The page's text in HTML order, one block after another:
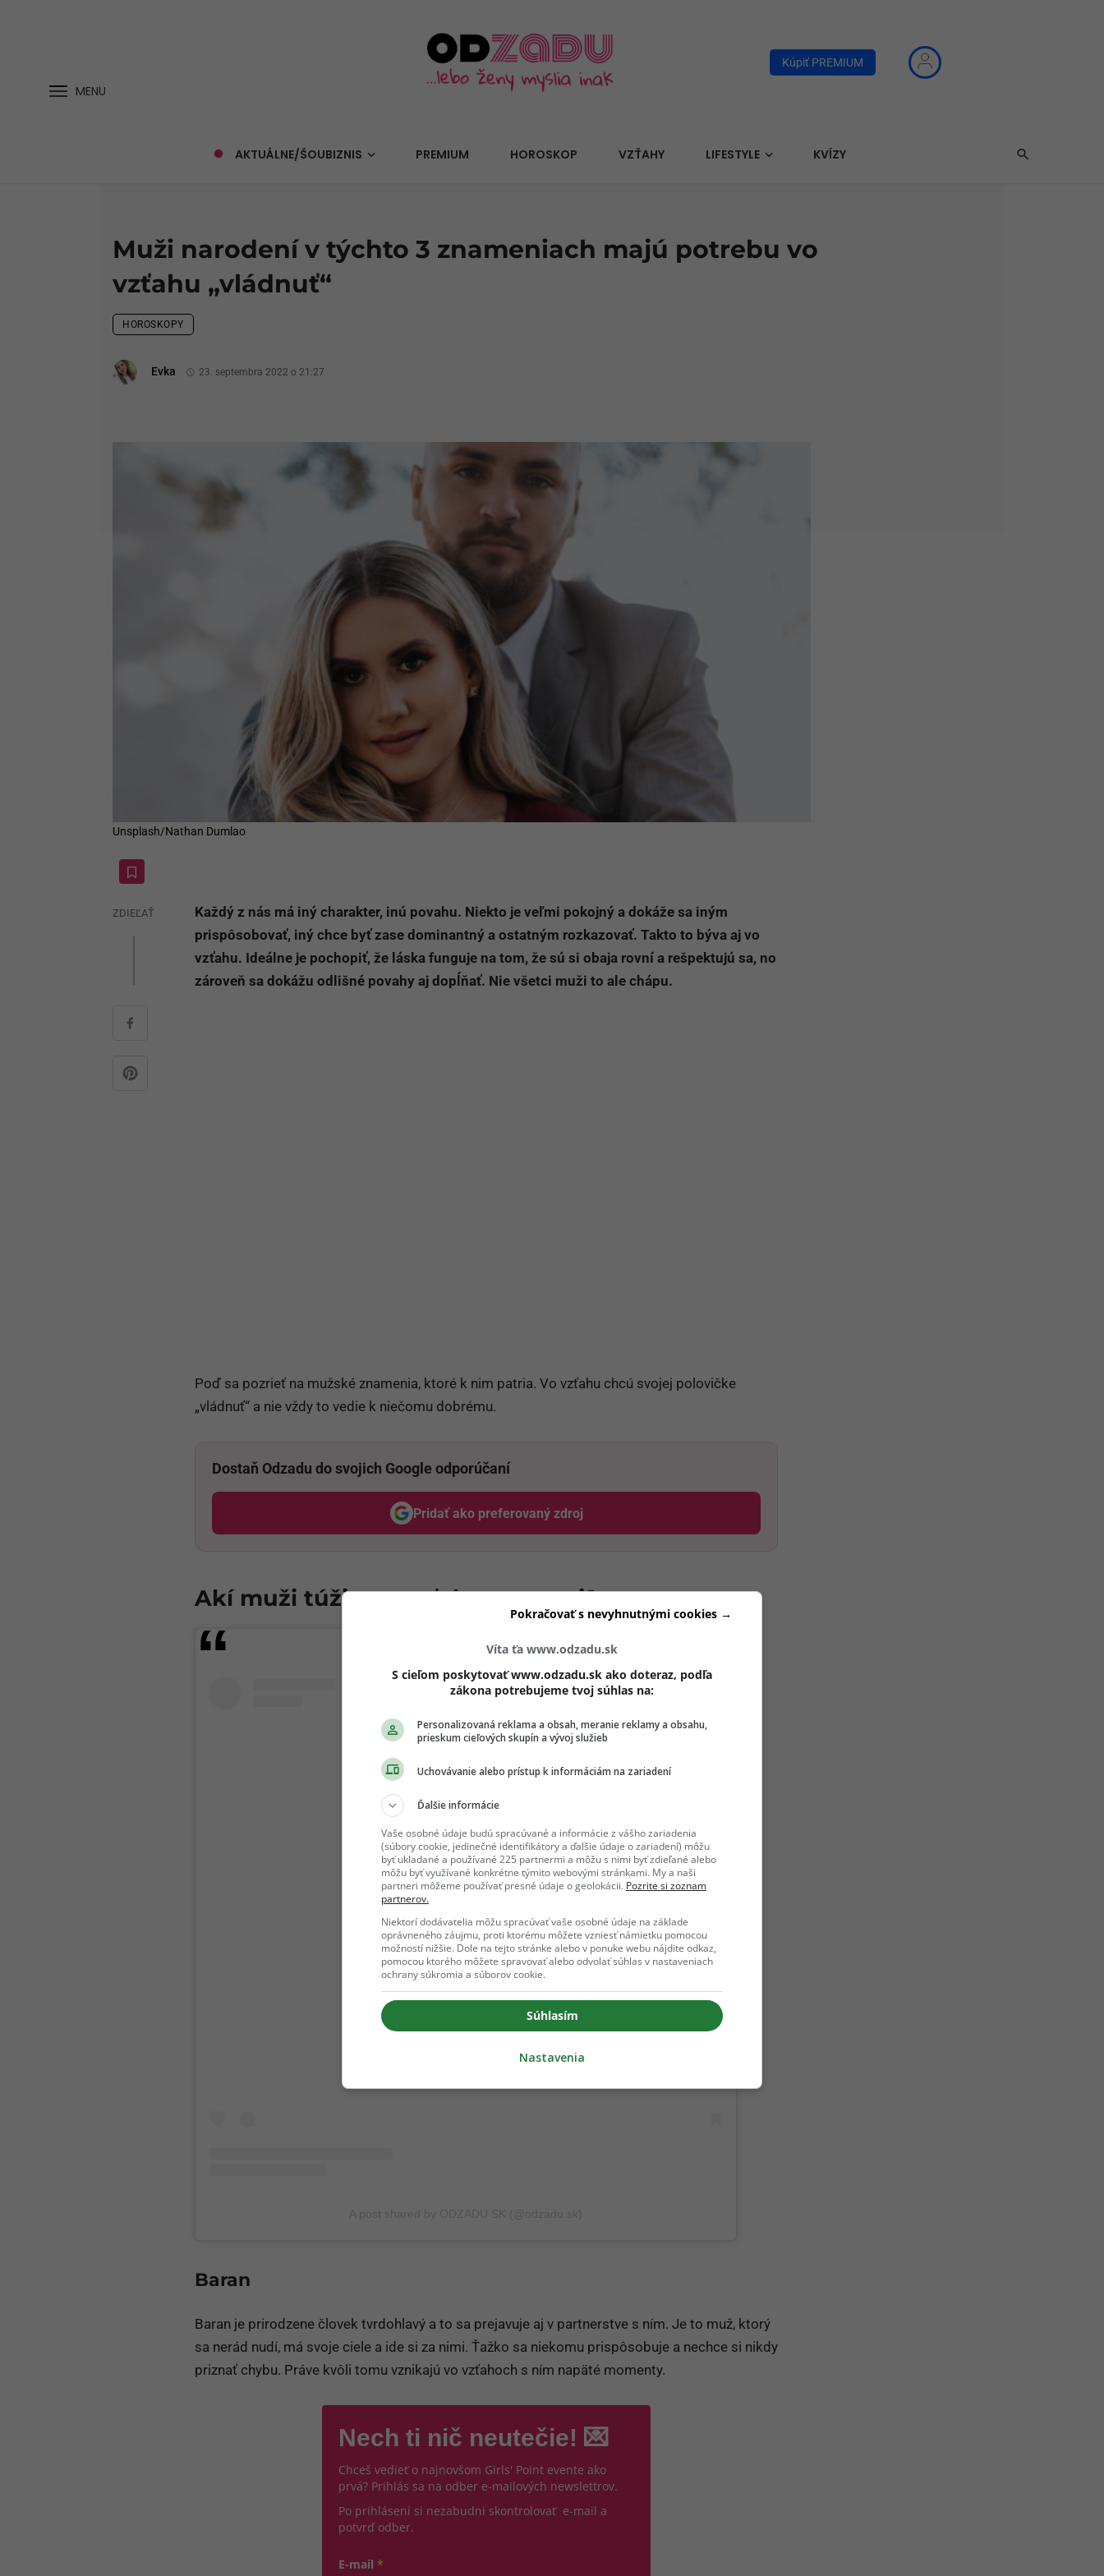
MENU
Kúpiť PREMIUM
AKTUÁLNE/ŠOUBIZNIS PREMIUM HOROSKOP VZŤAHY LIFESTYLE KVÍZY
Muži narodení v týchto 3 znameniach majú potrebu vo
vzťahu „vládnuť“
HOROSKOPY
Evka 23. septembra 2022 o 21:27
Unsplash/Nathan Dumlao
ZDIEĽAŤ
Každý z nás má iný charakter, inú povahu. Niekto je veľmi pokojný a dokáže sa iným
prispôsobovať, iný chce byť zase dominantný a ostatným rozkazovať. Takto to býva aj vo
vzťahu. Ideálne je pochopiť, že láska funguje na tom, že sú si obaja rovní a rešpektujú sa, no
zároveň sa dokážu odlišné povahy aj dopĺňať. Nie všetci muži to ale chápu.
Poď sa pozrieť na mužské znamenia, ktoré k nim patria. Vo vzťahu chcú svojej polovičke
„vládnuť“ a nie vždy to vedie k niečomu dobrému.
Dostaň Odzadu do svojich Google odporúčaní
Pridať ako preferovaný zdroj
Odzadu, odkaz sa otvorí v novom okne
Akí muži túžia vo vzťahu po moci?
View this post on Instagram
Baran
Baran je prirodzene človek tvrdohlavý a to sa prejavuje aj v partnerstve s ním. Je to muž, ktorý
sa nerád nudí, má svoje ciele a ide si za nimi. Ťažko sa niekomu prispôsobuje a nechce si nikdy
priznať chybu. Práve kvôli tomu vznikajú vo vzťahoch s ním napäté momenty.
Nech ti nič neutečie! 💌
Chceš vedieť o najnovšom Girls' Point evente ako
prvá? Prihlás sa na odber e-mailových newslettrov.
Po prihlásení si nezabudni skontrolovať e-mail a
potvrď odber.
E-mail *
Víta ťa www.odzadu.sk
S cieľom poskytovať www.odzadu.sk ako doteraz, podľa
zákona potrebujeme tvoj súhlas na:
Personalizovaná reklama a obsah, meranie reklamy a obsahu,
prieskum cieľových skupín a vývoj služieb
Uchovávanie alebo prístup k informáciám na zariadení
Ďalšie informácie
Vaše osobné údaje budú spracúvané a informácie z vášho zariadenia
(súbory cookie, jedinečné identifikátory a ďalšie údaje o zariadení) môžu
byť ukladané a používané 225 partnermi a môžu s nimi byť zdieľané alebo
môžu byť využívané konkrétne týmito webovými stránkami. My a naši
partneri môžeme používať presné údaje o geolokácii. Pozrite si zoznam
partnerov.
Niektorí dodávatelia môžu spracúvať vaše osobné údaje na základe
oprávneného záujmu, proti ktorému môžete vzniesť námietku pomocou
možností nižšie. Dole na tejto stránke alebo v ponuke webu nájdite odkaz,
pomocou ktorého môžete spravovať alebo odvolať súhlas v nastaveniach
ochrany súkromia a súborov cookie.
Súhlasím
Pokračovať s nevyhnutnými cookies →
Nastavenia